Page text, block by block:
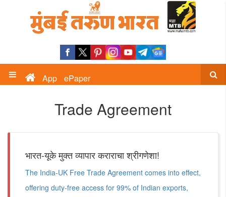
App ePaper
Trade Agreement
भारत-यूके मुक्त व्यापार कराराचा श्रीगणेशा!
The India-UK Free Trade Agreement comes into effect,
offering duty-free access for 99% of Indian exports,